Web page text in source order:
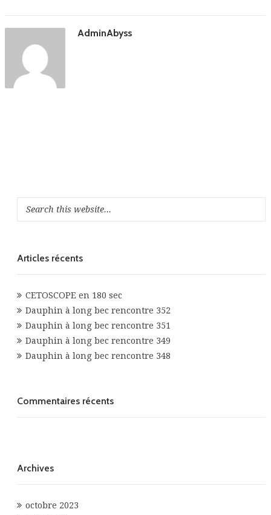
AdminAbyss
Articles récents
CETOSCOPE en 180 sec
Dauphin à long bec rencontre 352
Dauphin à long bec rencontre 351
Dauphin à long bec rencontre 349
Dauphin à long bec rencontre 348
Commentaires récents
Archives
octobre 2023